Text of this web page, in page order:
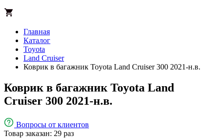
Главная
Каталог
Toyota
Land Cruiser
Коврик в багажник Toyota Land Cruiser 300 2021-н.в.
Коврик в багажник Toyota Land
Cruiser 300 2021-н.в.
Вопросы от клиентов
Товар заказан: 29 раз